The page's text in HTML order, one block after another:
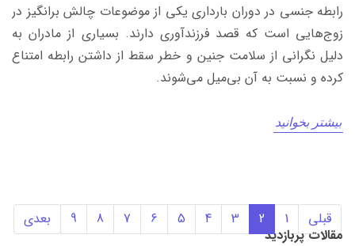
رابطه جنسی در دوران بارداری یکی از موضوعات چالش برانگیز در
زوج‌هایی است که قصد فرزند‌آوری دارند. بسیاری از مادران به
دلیل نگرانی از سلامت جنین و خطر سقط از داشتن رابطه امتناع
کرده و نسبت به آن بی‌میل می‌شوند.
بیشتر بخوانید
قبلی 1
2
3
4
5
6
7
8
9
بعدی
مقالات پربازدید